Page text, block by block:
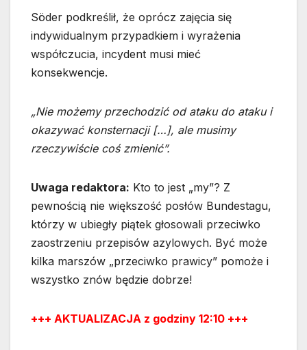
Söder podkreślił, że oprócz zajęcia się
indywidualnym przypadkiem i wyrażenia
współczucia, incydent musi mieć
konsekwencje.
„Nie możemy przechodzić od ataku do ataku i
okazywać konsternacji […], ale musimy
rzeczywiście coś zmienić”.
Uwaga redaktora: Kto to jest „my”? Z
pewnością nie większość posłów Bundestagu,
którzy w ubiegły piątek głosowali przeciwko
zaostrzeniu przepisów azylowych. Być może
kilka marszów „przeciwko prawicy” pomoże i
wszystko znów będzie dobrze!
+++ AKTUALIZACJA z godziny 12:10 +++